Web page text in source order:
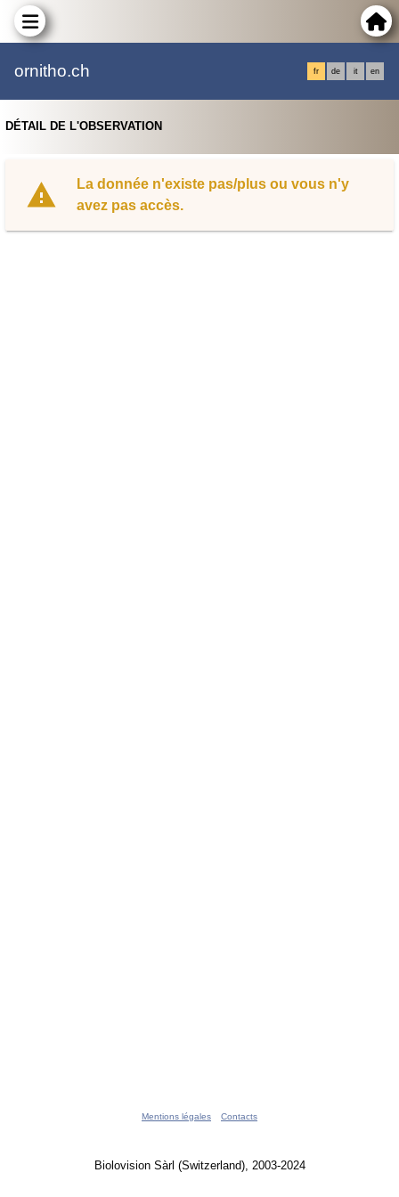
ornitho.ch fr de it en
DÉTAIL DE L'OBSERVATION
La donnée n'existe pas/plus ou vous n'y
avez pas accès.
Mentions légales Contacts
Biolovision Sàrl (Switzerland), 2003-2024